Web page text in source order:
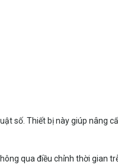
số. Thiết bị này giúp nâng
qua điều chỉnh thời gian